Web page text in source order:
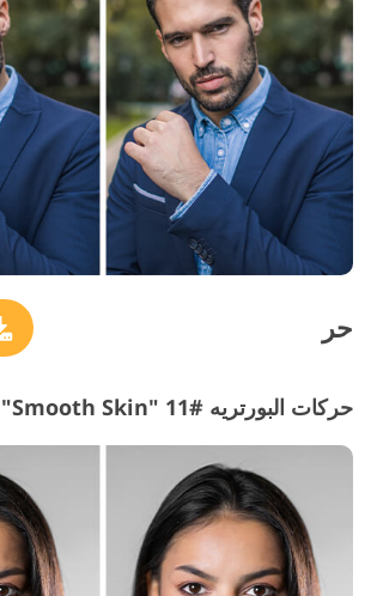
حر
حركات البورتريه #11 "Smooth Skin"